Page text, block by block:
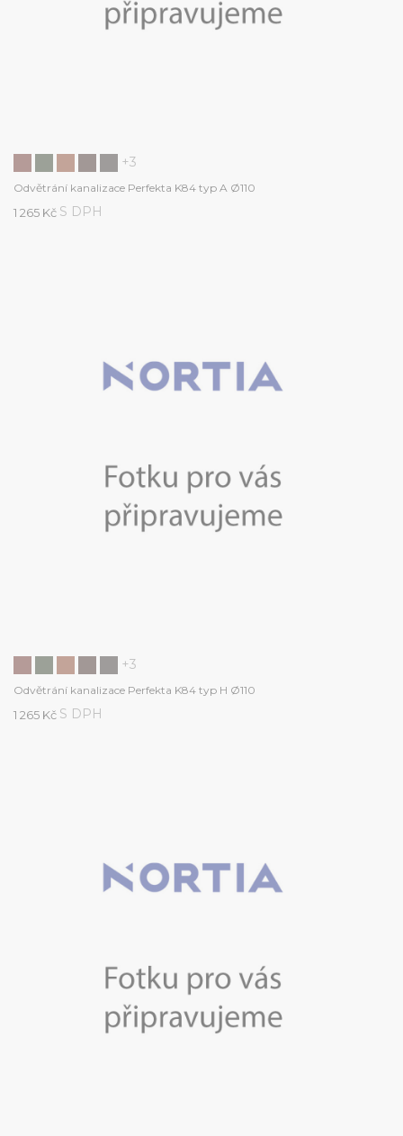
+3
Odvětrání kanalizace Perfekta K84 typ A Ø110
1 265 Kč S DPH
+3
Odvětrání kanalizace Perfekta K84 typ H Ø110
1 265 Kč S DPH